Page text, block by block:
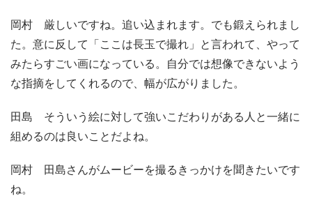
岡村 厳しいですね。追い込まれます。でも鍛えられまし
た。意に反して「ここは長玉で撮れ」と言われて、やって
みたらすごい画になっている。自分では想像できないよう
な指摘をしてくれるので、幅が広がりました。
田島 そういう絵に対して強いこだわりがある人と一緒に
組めるのは良いことだよね。
岡村 田島さんがムービーを撮るきっかけを聞きたいです
ね。